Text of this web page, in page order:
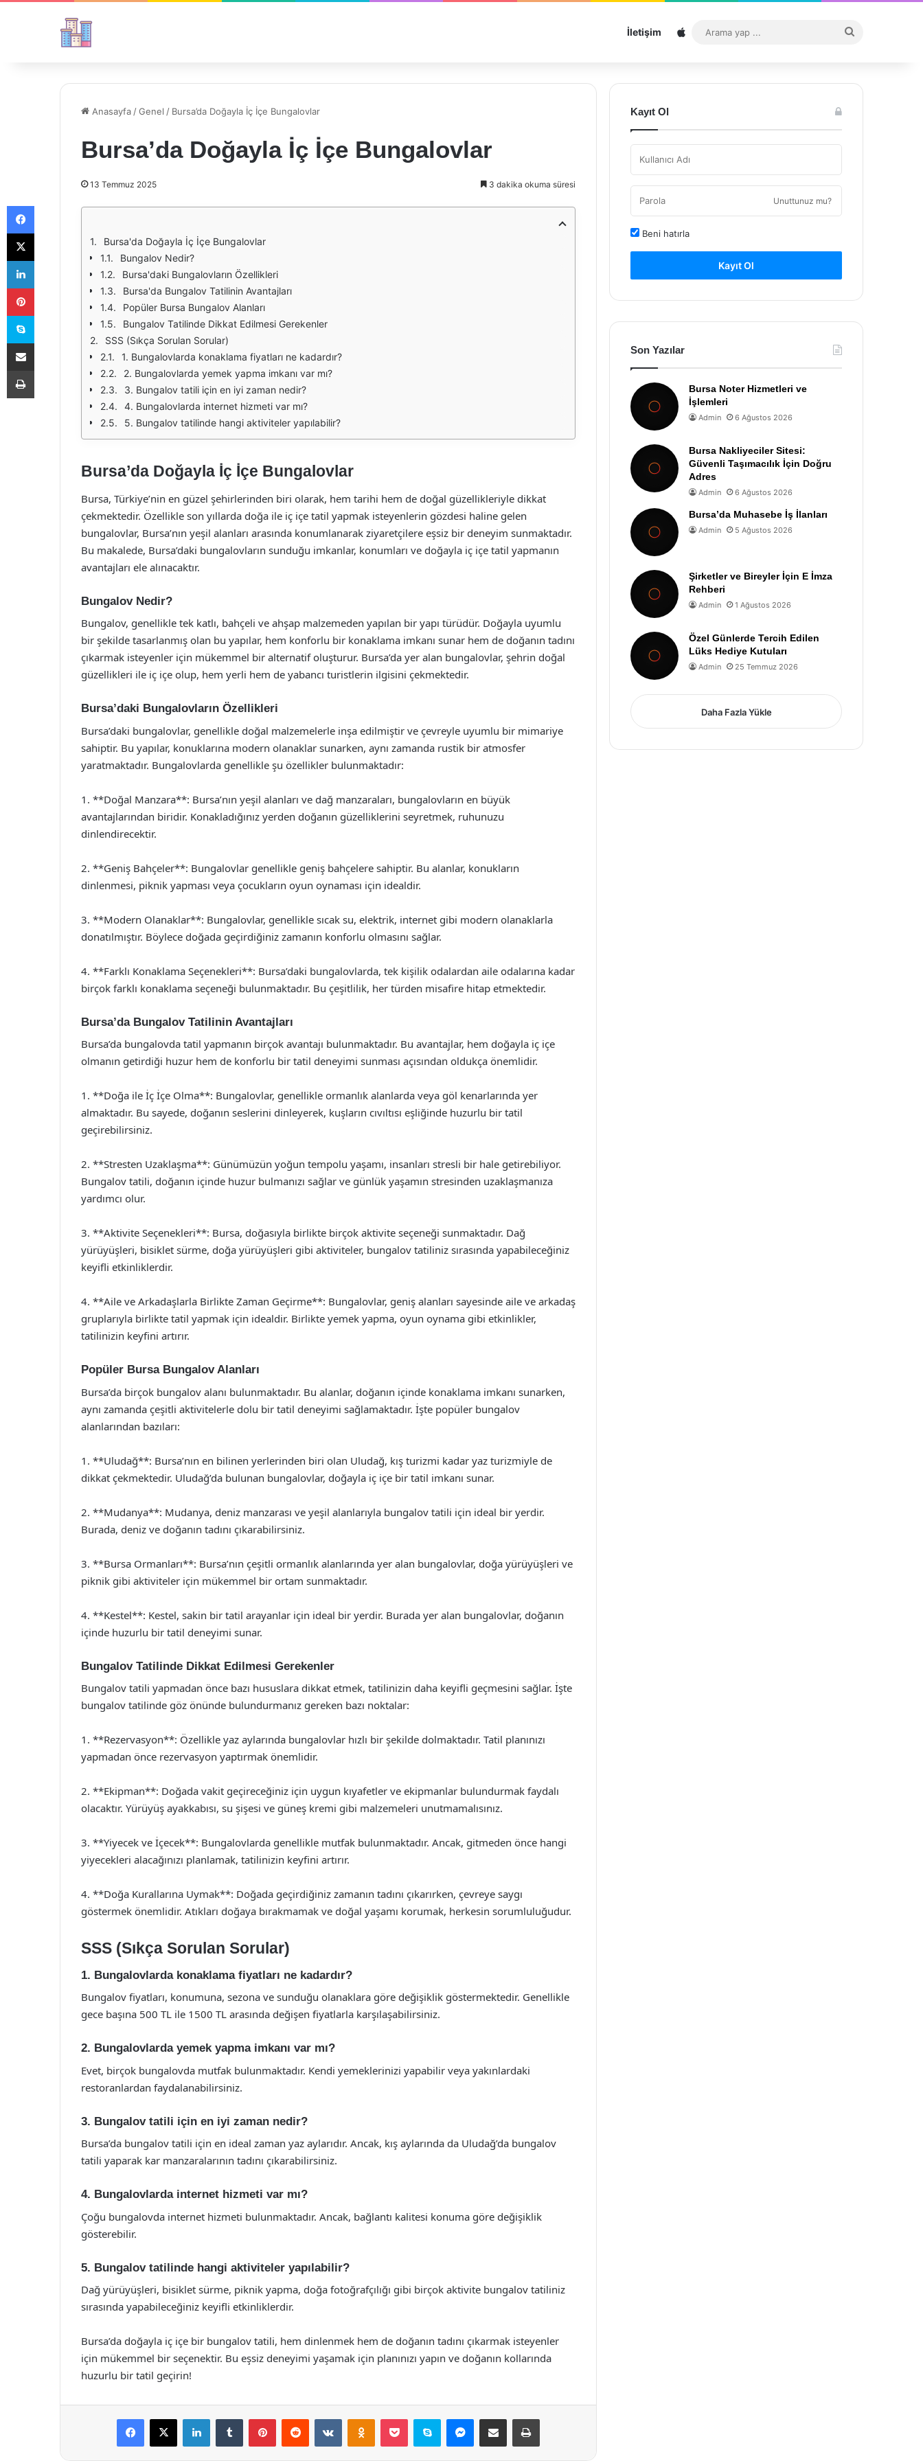
İletişim Sitemap
...
Anasayfa /Genel / Bursa’da Doğayla İç İçe Bungalovlar
Bursa’da Doğayla İç İçe Bungalovlar
13 Temmuz 2025 3 dakika okuma süresi
Bursa'da Doğayla İç İçe Bungalovlar
Bungalov Nedir?
Bursa'daki Bungalovların Özellikleri
Bursa'da Bungalov Tatilinin Avantajları
Popüler Bursa Bungalov Alanları
Bungalov Tatilinde Dikkat Edilmesi Gerekenler
SSS (Sıkça Sorulan Sorular)
1. Bungalovlarda konaklama fiyatları ne kadardır?
2. Bungalovlarda yemek yapma imkanı var mı?
3. Bungalov tatili için en iyi zaman nedir?
4. Bungalovlarda internet hizmeti var mı?
5. Bungalov tatilinde hangi aktiviteler yapılabilir?
Bursa’da Doğayla İç İçe Bungalovlar
Bursa, Türkiye’nin en güzel şehirlerinden biri olarak, hem tarihi hem de doğal güzellikleriyle dikkat
çekmektedir. Özellikle son yıllarda doğa ile iç içe tatil yapmak isteyenlerin gözdesi haline gelen
bungalovlar, Bursa’nın yeşil alanları arasında konumlanarak ziyaretçilere eşsiz bir deneyim sunmaktadır.
Bu makalede, Bursa’daki bungalovların sunduğu imkanlar, konumları ve doğayla iç içe tatil yapmanın
avantajları ele alınacaktır.
Bungalov Nedir?
Bungalov, genellikle tek katlı, bahçeli ve ahşap malzemeden yapılan bir yapı türüdür. Doğayla uyumlu
bir şekilde tasarlanmış olan bu yapılar, hem konforlu bir konaklama imkanı sunar hem de doğanın tadını
çıkarmak isteyenler için mükemmel bir alternatif oluşturur. Bursa’da yer alan bungalovlar, şehrin doğal
güzellikleri ile iç içe olup, hem yerli hem de yabancı turistlerin ilgisini çekmektedir.
Bursa’daki Bungalovların Özellikleri
Bursa’daki bungalovlar, genellikle doğal malzemelerle inşa edilmiştir ve çevreyle uyumlu bir mimariye
sahiptir. Bu yapılar, konuklarına modern olanaklar sunarken, aynı zamanda rustik bir atmosfer
yaratmaktadır. Bungalovlarda genellikle şu özellikler bulunmaktadır:
1. **Doğal Manzara**: Bursa’nın yeşil alanları ve dağ manzaraları, bungalovların en büyük
avantajlarından biridir. Konakladığınız yerden doğanın güzelliklerini seyretmek, ruhunuzu
dinlendirecektir.
2. **Geniş Bahçeler**: Bungalovlar genellikle geniş bahçelere sahiptir. Bu alanlar, konukların
dinlenmesi, piknik yapması veya çocukların oyun oynaması için idealdir.
3. **Modern Olanaklar**: Bungalovlar, genellikle sıcak su, elektrik, internet gibi modern olanaklarla
donatılmıştır. Böylece doğada geçirdiğiniz zamanın konforlu olmasını sağlar.
4. **Farklı Konaklama Seçenekleri**: Bursa’daki bungalovlarda, tek kişilik odalardan aile odalarına kadar
birçok farklı konaklama seçeneği bulunmaktadır. Bu çeşitlilik, her türden misafire hitap etmektedir.
Bursa’da Bungalov Tatilinin Avantajları
Bursa’da bungalovda tatil yapmanın birçok avantajı bulunmaktadır. Bu avantajlar, hem doğayla iç içe
olmanın getirdiği huzur hem de konforlu bir tatil deneyimi sunması açısından oldukça önemlidir.
1. **Doğa ile İç İçe Olma**: Bungalovlar, genellikle ormanlık alanlarda veya göl kenarlarında yer
almaktadır. Bu sayede, doğanın seslerini dinleyerek, kuşların cıvıltısı eşliğinde huzurlu bir tatil
geçirebilirsiniz.
2. **Stresten Uzaklaşma**: Günümüzün yoğun tempolu yaşamı, insanları stresli bir hale getirebiliyor.
Bungalov tatili, doğanın içinde huzur bulmanızı sağlar ve günlük yaşamın stresinden uzaklaşmanıza
yardımcı olur.
3. **Aktivite Seçenekleri**: Bursa, doğasıyla birlikte birçok aktivite seçeneği sunmaktadır. Dağ
yürüyüşleri, bisiklet sürme, doğa yürüyüşleri gibi aktiviteler, bungalov tatiliniz sırasında yapabileceğiniz
keyifli etkinliklerdir.
4. **Aile ve Arkadaşlarla Birlikte Zaman Geçirme**: Bungalovlar, geniş alanları sayesinde aile ve arkadaş
gruplarıyla birlikte tatil yapmak için idealdir. Birlikte yemek yapma, oyun oynama gibi etkinlikler,
tatilinizin keyfini artırır.
Popüler Bursa Bungalov Alanları
Bursa’da birçok bungalov alanı bulunmaktadır. Bu alanlar, doğanın içinde konaklama imkanı sunarken,
aynı zamanda çeşitli aktivitelerle dolu bir tatil deneyimi sağlamaktadır. İşte popüler bungalov
alanlarından bazıları:
1. **Uludağ**: Bursa’nın en bilinen yerlerinden biri olan Uludağ, kış turizmi kadar yaz turizmiyle de
dikkat çekmektedir. Uludağ’da bulunan bungalovlar, doğayla iç içe bir tatil imkanı sunar.
2. **Mudanya**: Mudanya, deniz manzarası ve yeşil alanlarıyla bungalov tatili için ideal bir yerdir.
Burada, deniz ve doğanın tadını çıkarabilirsiniz.
3. **Bursa Ormanları**: Bursa’nın çeşitli ormanlık alanlarında yer alan bungalovlar, doğa yürüyüşleri ve
piknik gibi aktiviteler için mükemmel bir ortam sunmaktadır.
4. **Kestel**: Kestel, sakin bir tatil arayanlar için ideal bir yerdir. Burada yer alan bungalovlar, doğanın
içinde huzurlu bir tatil deneyimi sunar.
Bungalov Tatilinde Dikkat Edilmesi Gerekenler
Bungalov tatili yapmadan önce bazı hususlara dikkat etmek, tatilinizin daha keyifli geçmesini sağlar. İşte
bungalov tatilinde göz önünde bulundurmanız gereken bazı noktalar:
1. **Rezervasyon**: Özellikle yaz aylarında bungalovlar hızlı bir şekilde dolmaktadır. Tatil planınızı
yapmadan önce rezervasyon yaptırmak önemlidir.
2. **Ekipman**: Doğada vakit geçireceğiniz için uygun kıyafetler ve ekipmanlar bulundurmak faydalı
olacaktır. Yürüyüş ayakkabısı, su şişesi ve güneş kremi gibi malzemeleri unutmamalısınız.
3. **Yiyecek ve İçecek**: Bungalovlarda genellikle mutfak bulunmaktadır. Ancak, gitmeden önce hangi
yiyecekleri alacağınızı planlamak, tatilinizin keyfini artırır.
4. **Doğa Kurallarına Uymak**: Doğada geçirdiğiniz zamanın tadını çıkarırken, çevreye saygı
göstermek önemlidir. Atıkları doğaya bırakmamak ve doğal yaşamı korumak, herkesin sorumluluğudur.
SSS (Sıkça Sorulan Sorular)
1. Bungalovlarda konaklama fiyatları ne kadardır?
Bungalov fiyatları, konumuna, sezona ve sunduğu olanaklara göre değişiklik göstermektedir. Genellikle
gece başına 500 TL ile 1500 TL arasında değişen fiyatlarla karşılaşabilirsiniz.
2. Bungalovlarda yemek yapma imkanı var mı?
Evet, birçok bungalovda mutfak bulunmaktadır. Kendi yemeklerinizi yapabilir veya yakınlardaki
restoranlardan faydalanabilirsiniz.
3. Bungalov tatili için en iyi zaman nedir?
Bursa’da bungalov tatili için en ideal zaman yaz aylarıdır. Ancak, kış aylarında da Uludağ’da bungalov
tatili yaparak kar manzaralarının tadını çıkarabilirsiniz.
4. Bungalovlarda internet hizmeti var mı?
Çoğu bungalovda internet hizmeti bulunmaktadır. Ancak, bağlantı kalitesi konuma göre değişiklik
gösterebilir.
5. Bungalov tatilinde hangi aktiviteler yapılabilir?
Dağ yürüyüşleri, bisiklet sürme, piknik yapma, doğa fotoğrafçılığı gibi birçok aktivite bungalov tatiliniz
sırasında yapabileceğiniz keyifli etkinliklerdir.
Bursa’da doğayla iç içe bir bungalov tatili, hem dinlenmek hem de doğanın tadını çıkarmak isteyenler
için mükemmel bir seçenektir. Bu eşsiz deneyimi yaşamak için planınızı yapın ve doğanın kollarında
huzurlu bir tatil geçirin!
Facebook
X LinkedInTumblr PinterestReddit VKontakteOdnoklassniki
Pocket Skype Messenger
E-Posta ile paylaş Yazdır
Kayıt Ol
Unuttunuz mu?
Beni hatırla
Kayıt Ol
Son Yazılar
Bursa Noter Hizmetleri ve
İşlemleri
Admin 6 Ağustos 2026
Bursa Nakliyeciler Sitesi:
Güvenli Taşımacılık İçin Doğru
Adres
Admin 6 Ağustos 2026
Bursa’da Muhasebe İş İlanları
Admin 5 Ağustos 2026
Şirketler ve Bireyler İçin E İmza
Rehberi
Admin 1 Ağustos 2026
Özel Günlerde Tercih Edilen
Lüks Hediye Kutuları
Admin 25 Temmuz 2026
Daha Fazla Yükle
Facebook
X
LinkedIn
Pinterest
Skype
E-Posta ile paylaş